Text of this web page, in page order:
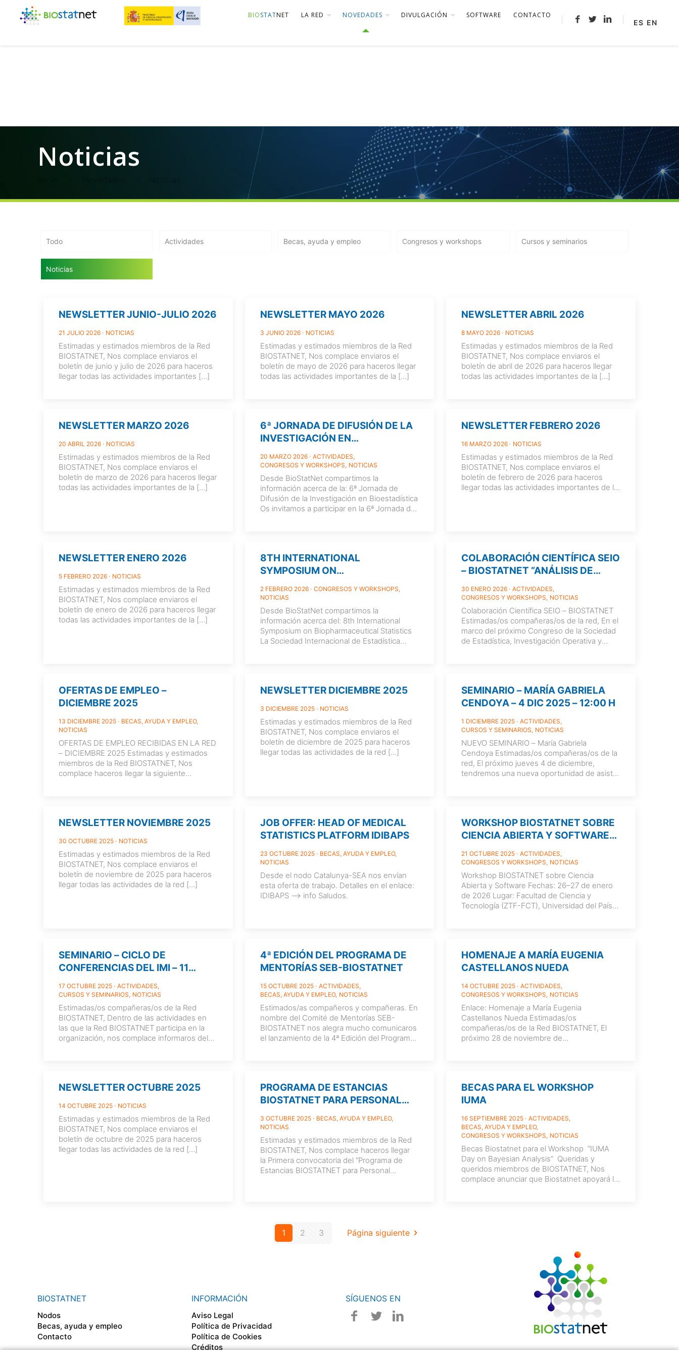
BIOSTATNET LA RED NOVEDADES DIVULGACIÓN SOFTWARE
CONTACTO
ES EN
Noticias
Todo Actividades Becas, ayuda y empleo Congresos y workshops Cursos y seminarios
Noticias
NEWSLETTER JUNIO-JULIO 2026
21 JULIO 2026 NOTICIAS
Estimadas y estimados miembros de la Red
BIOSTATNET, Nos complace enviaros el
boletín de junio y julio de 2026 para haceros
llegar todas las actividades importantes […]
NEWSLETTER MAYO 2026
3 JUNIO 2026 NOTICIAS
Estimadas y estimados miembros de la Red
BIOSTATNET, Nos complace enviaros el
boletín de mayo de 2026 para haceros llegar
todas las actividades importantes de la […]
NEWSLETTER ABRIL 2026
8 MAYO 2026 NOTICIAS
Estimadas y estimados miembros de la Red
BIOSTATNET, Nos complace enviaros el
boletín de abril de 2026 para haceros llegar
todas las actividades importantes de la […]
NEWSLETTER MARZO 2026
20 ABRIL 2026 NOTICIAS
Estimadas y estimados miembros de la Red
BIOSTATNET, Nos complace enviaros el
boletín de marzo de 2026 para haceros llegar
todas las actividades importantes de la […]
6ª JORNADA DE DIFUSIÓN DE LA
INVESTIGACIÓN EN
20 MARZO 2026
ACTIVIDADES
CONGRESOS Y WORKSHOPS NOTICIAS
Desde BioStatNet compartimos la
información acerca de la: 6ª Jornada de
Difusión de la Investigación en Bioestadística
Os invitamos a participar en la 6ª Jornada de
NEWSLETTER FEBRERO 2026
16 MARZO 2026 NOTICIAS
Estimadas y estimados miembros de la Red
BIOSTATNET, Nos complace enviaros el
boletín de febrero de 2026 para haceros
llegar todas las actividades importantes de la
NEWSLETTER ENERO 2026
5 FEBRERO 2026 NOTICIAS
Estimadas y estimados miembros de la Red
BIOSTATNET, Nos complace enviaros el
boletín de enero de 2026 para haceros llegar
todas las actividades importantes de la […]
8TH INTERNATIONAL
SYMPOSIUM ON
STATISTICS
2 FEBRERO 2026
CONGRESOS Y WORKSHOPS
NOTICIAS
Desde BioStatNet compartimos la
información acerca del: 8th International
Symposium on Biopharmaceutical Statistics
La Sociedad Internacional de Estadística
COLABORACIÓN CIENTÍFICA SEIO
– BIOSTATNET “ANÁLISIS DE
30 ENERO 2026
ACTIVIDADES
CONGRESOS Y WORKSHOPS NOTICIAS
Colaboración Científica SEIO – BIOSTATNET
Estimadas/os compañeras/os de la red, En el
marco del próximo Congreso de la Sociedad
de Estadística, Investigación Operativa y
OFERTAS DE EMPLEO –
DICIEMBRE 2025
13 DICIEMBRE 2025
BECAS, AYUDA Y EMPLEO
NOTICIAS
OFERTAS DE EMPLEO RECIBIDAS EN LA RED
– DICIEMBRE 2025 Estimadas y estimados
miembros de la Red BIOSTATNET, Nos
complace haceros llegar la siguiente
NEWSLETTER DICIEMBRE 2025
3 DICIEMBRE 2025 NOTICIAS
Estimadas y estimados miembros de la Red
BIOSTATNET, Nos complace enviaros el
boletín de diciembre de 2025 para haceros
llegar todas las actividades de la red […]
SEMINARIO – MARÍA GABRIELA
CENDOYA – 4 DIC 2025 – 12:00 H
1 DICIEMBRE 2025
ACTIVIDADES
CURSOS Y SEMINARIOS NOTICIAS
NUEVO SEMINARIO – María Gabriela
Cendoya Estimadas/os compañeras/os de la
red, El próximo jueves 4 de diciembre,
tendremos una nueva oportunidad de asistir
NEWSLETTER NOVIEMBRE 2025
30 OCTUBRE 2025 NOTICIAS
Estimadas y estimados miembros de la Red
BIOSTATNET, Nos complace enviaros el
boletín de noviembre de 2025 para haceros
llegar todas las actividades de la red […]
JOB OFFER: HEAD OF MEDICAL
STATISTICS PLATFORM IDIBAPS
23 OCTUBRE 2025
BECAS, AYUDA Y EMPLEO
NOTICIAS
Desde el nodo Catalunya-SEA nos envían
esta oferta de trabajo. Detalles en el enlace:
IDIBAPS –> info Saludos.
WORKSHOP BIOSTATNET SOBRE
CIENCIA ABIERTA Y SOFTWARE
2026)
21 OCTUBRE 2025
ACTIVIDADES
CONGRESOS Y WORKSHOPS NOTICIAS
Workshop BIOSTATNET sobre Ciencia
Abierta y Software Fechas: 26–27 de enero
de 2026 Lugar: Facultad de Ciencia y
Tecnología (ZTF-FCT), Universidad del País
SEMINARIO – CICLO DE
CONFERENCIAS DEL IMI – 11
17 OCTUBRE 2025
ACTIVIDADES
CURSOS Y SEMINARIOS NOTICIAS
Estimadas/os compañeras/os de la Red
BIOSTATNET, Dentro de las actividades en
las que la Red BIOSTATNET participa en la
organización, nos complace informaros del
4ª EDICIÓN DEL PROGRAMA DE
MENTORÍAS SEB-BIOSTATNET
15 OCTUBRE 2025
ACTIVIDADES
BECAS, AYUDA Y EMPLEO NOTICIAS
Estimados/as compañeros y compañeras. En
nombre del Comité de Mentorías SEB-
BIOSTATNET nos alegra mucho comunicaros
el lanzamiento de la 4ª Edición del Programa
HOMENAJE A MARÍA EUGENIA
CASTELLANOS NUEDA
14 OCTUBRE 2025
ACTIVIDADES
CONGRESOS Y WORKSHOPS NOTICIAS
Enlace: Homenaje a María Eugenia
Castellanos Nueda Estimadas/os
compañeras/os de la Red BIOSTATNET, El
próximo 28 de noviembre de
NEWSLETTER OCTUBRE 2025
14 OCTUBRE 2025 NOTICIAS
Estimadas y estimados miembros de la Red
BIOSTATNET, Nos complace enviaros el
boletín de octubre de 2025 para haceros
llegar todas las actividades de la red […]
PROGRAMA DE ESTANCIAS
BIOSTATNET PARA PERSONAL
2025/2026
3 OCTUBRE 2025
BECAS, AYUDA Y EMPLEO
NOTICIAS
Estimadas y estimados miembros de la Red
BIOSTATNET, Nos complace haceros llegar
la Primera convocatoria del “Programa de
Estancias BIOSTATNET para Personal
BECAS PARA EL WORKSHOP
IUMA
16 SEPTIEMBRE 2025
ACTIVIDADES
BECAS, AYUDA Y EMPLEO
CONGRESOS Y WORKSHOPS NOTICIAS
Becas Biostatnet para el Workshop “IUMA
Day on Bayesian Analysis” ­ Queridas y
queridos miembros de BIOSTATNET, Nos
complace anunciar que Biostatnet apoyará la
1 2 3 Página siguiente
BIOSTATNET
Nodos
Becas, ayuda y empleo
Contacto
INFORMACIÓN
Aviso Legal
Política de Privacidad
Política de Cookies
Créditos
SÍGUENOS EN